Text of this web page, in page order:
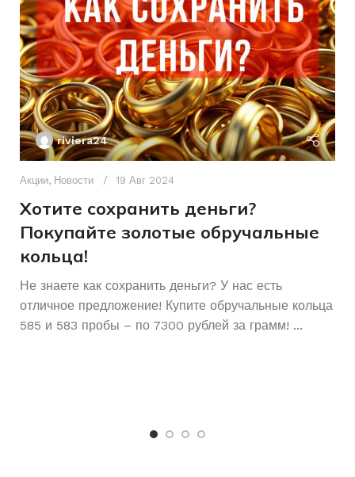
ПИТАНИЕ От сети
ПИТАНИЕ Аккумуляторный
СОСТОЯНИЕ Б/У
riviera24
Акции, Новости 19 Авг 2024
Хотите сохранить деньги?
Покупайте золотые обручальные
кольца!
Не знаете как сохранить деньги? У нас есть
отличное предложение! Купите обручальные кольца
585 и 583 пробы – по 7300 рублей за грамм! ...